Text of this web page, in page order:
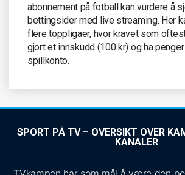
abonnement på fotball kan vurdere å
bettingsider med live streaming. Her
flere toppligaer, hvor kravet som
gjort et innskudd (100 kr) og ha
spillkonto.
SPORT PÅ TV – OVERSIKT OVER
KANALER